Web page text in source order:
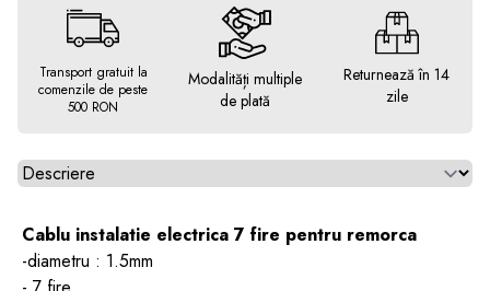
Transport gratuit la
comenzile de peste
500 RON
Modalități multiple
de plată
Returnează în 14
zile
Alegeti tab
Cablu instalatie electrica 7 fire pentru remorca
-diametru : 1.5mm